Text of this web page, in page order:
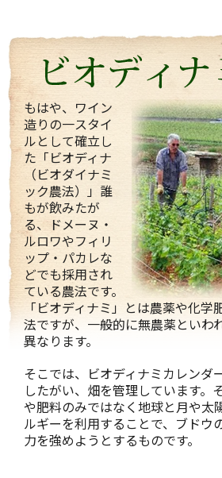
もはや、ワイン
造りの一スタイ
ルとして確立し
た「ビオディナ
（ビオダイナミ
ック農法）」誰
もが飲みたが
る、ドメーヌ・
ルロワやフィリ
ップ・パカレな
どでも採用され
ている農法です。
「ビオディナミ」とは農薬や化
法ですが、一般的に無農薬といわ
異なります。
そこでは、ビオディナミカレンダ
したがい、畑を管理しています。
や肥料のみではなく地球と月や太
ルギーを利用することで、ブドウ
力を強めようとするものです。